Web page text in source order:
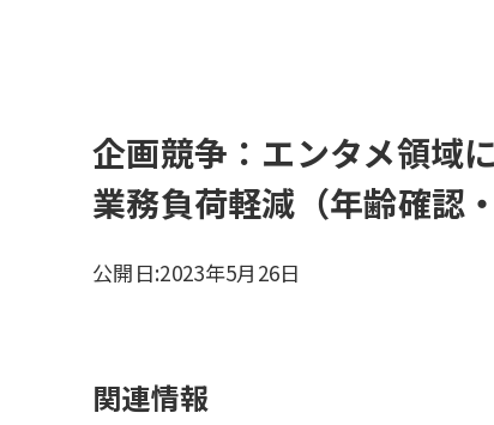
企画競争：エンタメ領域
業務負荷軽減（年齢確認
公開日:2023年5月26日
関連情報